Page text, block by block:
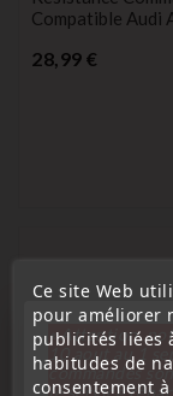
Compatible Audi
28,99 €
Ce site Web
pour améliorer
publicités liées
habitudes de
consentement
« Attention,
10 aout au 1
commandes
le service